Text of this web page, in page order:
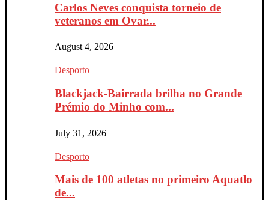
Carlos Neves conquista torneio de
veteranos em Ovar...
August 4, 2026
Desporto
Blackjack-Bairrada brilha no Grande
Prémio do Minho com...
July 31, 2026
Desporto
Mais de 100 atletas no primeiro Aquatlo
de...